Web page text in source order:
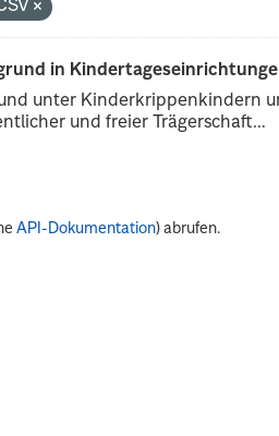
in
unter Kinderkrippenkindern
und freier Trägerschaft...
API-Dokumentation) abrufen.